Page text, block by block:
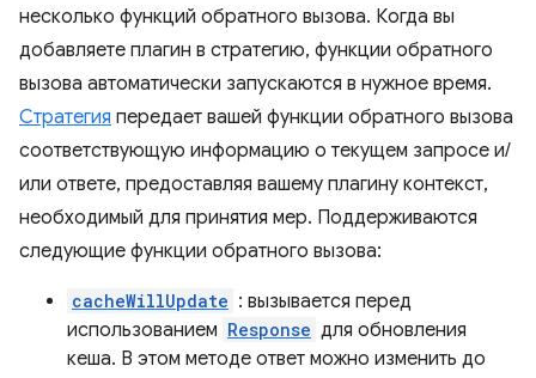
несколько функций обратного вызова. Когда вы
добавляете плагин в стратегию, функции обратного
вызова автоматически запускаются в нужное время.
Стратегия передает вашей функции обратного вызова
соответствующую информацию о текущем запросе и/
или ответе, предоставляя вашему плагину контекст,
необходимый для принятия мер. Поддерживаются
следующие функции обратного вызова:
cacheWillUpdate : вызывается перед
использованием Response для обновления
кеша. В этом методе ответ можно изменить до